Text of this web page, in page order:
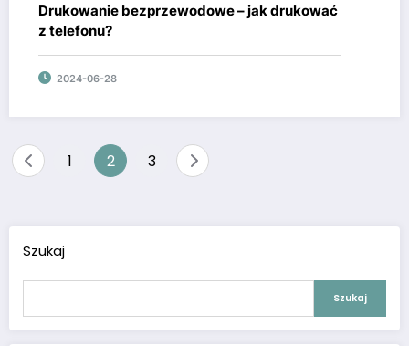
Drukowanie bezprzewodowe – jak drukować
z telefonu?
2024-06-28
Stronicowanie
1 2 3
Szukaj
Szukaj